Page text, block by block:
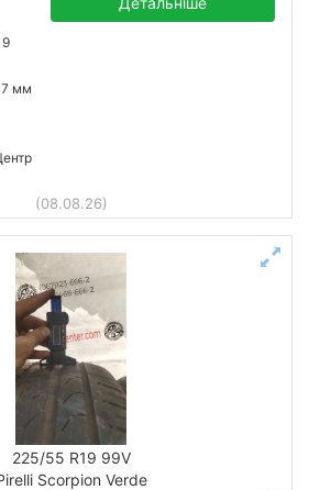
7 мм
(08.08.26)
225/55 R19 99V
Scorpion Verde